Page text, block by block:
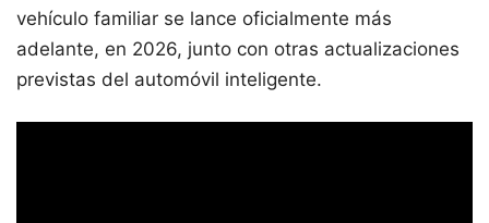
vehículo familiar se lance oficialmente más
adelante, en 2026, junto con otras actualizaciones
previstas del automóvil inteligente.